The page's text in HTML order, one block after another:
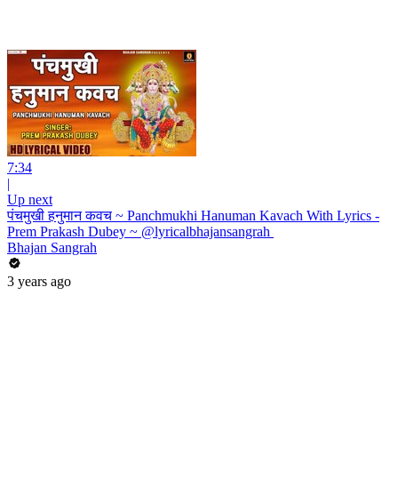
7:34
|
Up next
पंचमुखी हनुमान कवच ~ Panchmukhi Hanuman Kavach With Lyrics -
Prem Prakash Dubey ~ @lyricalbhajansangrah ​
Bhajan Sangrah
3 years ago